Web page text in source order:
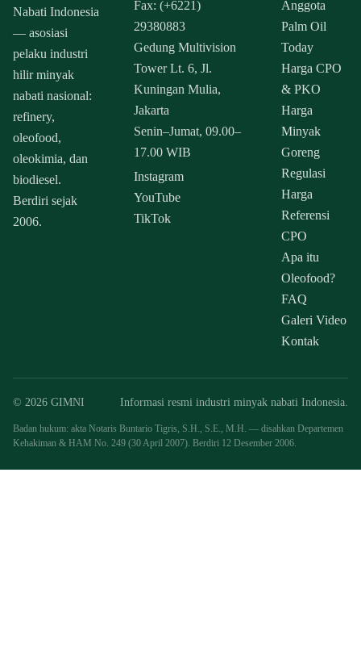
Nabati Indonesia
— asosiasi
pelaku industri
hilir minyak
nabati nasional:
refinery,
oleofood,
oleokimia, dan
biodiesel.
Berdiri sejak
2006.
Fax: (+6221)
29380883
Gedung Multivision
Tower Lt. 6, Jl.
Kuningan Mulia,
Jakarta
Senin–Jumat, 09.00–
17.00 WIB
Instagram
YouTube
TikTok
Anggota
Palm Oil
Today
Harga CPO
& PKO
Harga
Minyak
Goreng
Regulasi
Harga
Referensi
CPO
Apa itu
Oleofood?
FAQ
Galeri Video
Kontak
© 2026 GIMNI Informasi resmi industri minyak nabati Indonesia.
Badan hukum: akta Notaris Buntario Tigris, S.H., S.E., M.H. — disahkan Departemen
Kehakiman & HAM No. 249 (30 April 2007). Berdiri 12 Desember 2006.